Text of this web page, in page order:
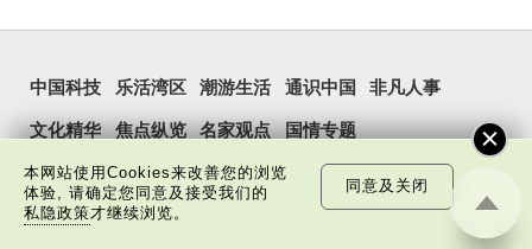
中国科技 乐活湾区 潮游生活 通识中国 非凡人事
文化精华 焦点纵览 名家观点 国情专题
每周主题 最新影片 最新活动
本网站使用Cookies来改善您的浏览
体验, 请确定您同意及接受我们的
私隐政策才继续浏览。
同意及关闭